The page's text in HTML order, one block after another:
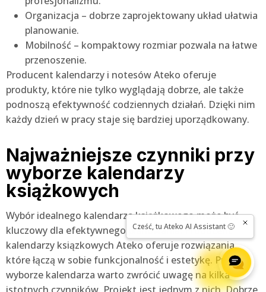
Organizacja – dobrze zaprojektowany układ ułatwia
planowanie.
Mobilność – kompaktowy rozmiar pozwala na łatwe
przenoszenie.
Producent kalendarzy i notesów Ateko oferuje
produkty, które nie tylko wyglądają dobrze, ale także
podnoszą efektywność codziennych działań. Dzięki nim
każdy dzień w pracy staje się bardziej uporządkowany.
Najważniejsze czynniki przy
wyborze kalendarzy
książkowych
Wybór idealnego kalendarza książkowego może być
kluczowy dla efektywnego planowania. Producent
kalendarzy ksiązkowych Ateko oferuje rozwiązania,
które łączą w sobie funkcjonalność i estetykę. Przy
wyborze kalendarza warto zwrócić uwagę na kilka